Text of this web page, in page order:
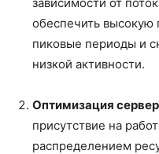
обеспечить высокую
пиковые периоды и
низкой активности.
Оптимизация
присутствие на
распределением